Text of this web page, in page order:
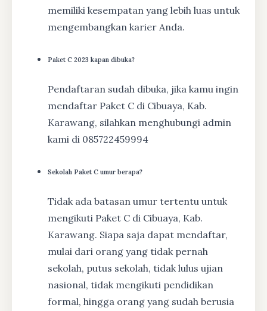
memiliki kesempatan yang lebih luas untuk
mengembangkan karier Anda.
Paket C 2023 kapan dibuka?
Pendaftaran sudah dibuka, jika kamu ingin
mendaftar Paket C di Cibuaya, Kab.
Karawang, silahkan menghubungi admin
kami di 085722459994
Sekolah Paket C umur berapa?
Tidak ada batasan umur tertentu untuk
mengikuti Paket C di Cibuaya, Kab.
Karawang. Siapa saja dapat mendaftar,
mulai dari orang yang tidak pernah
sekolah, putus sekolah, tidak lulus ujian
nasional, tidak mengikuti pendidikan
formal, hingga orang yang sudah berusia